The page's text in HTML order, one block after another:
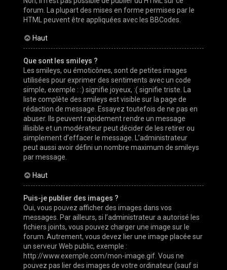
forum. La plupart des mises en forme permises par le
HTML peuvent être appliquées avec les BBCodes.
Haut
Que sont les smileys ?
Les smileys, ou émoticônes, sont de petites images
utilisées pour exprimer des sentiments avec un code
simple, exemple : :) signifie joyeux, :( signifie triste. La
liste complète des smileys est visible sur la page de
rédaction de message. Essayez toutefois de ne pas en
abuser. Ils peuvent rapidement rendre un message
illisible et un modérateur peut décider de les retirer ou
simplement d’effacer le message. L’administrateur
peut aussi avoir défini un nombre maximum de smileys
par message.
Haut
Puis-je publier des images ?
Oui, vous pouvez afficher des images dans vos
messages. Par ailleurs, si l’administrateur a autorisé les
fichiers joints, vous pouvez charger une image sur le
forum. Autrement, vous devez lier une image placée sur
un serveur Web public, exemple :
http://www.exemple.com/mon-image.gif. Vous ne
pouvez pas lier des images de votre ordinateur (sauf si